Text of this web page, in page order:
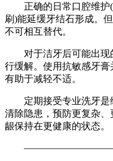
正确的日常口腔维护(
刷)能延缓牙结石形成。
不可相互替代。
对于洁牙后可能出现
行缓解。使用抗敏感牙膏
有助于减轻不适。
定期接受专业洗牙是
清除隐患，预防更复杂
龈保持在更健康的状态。